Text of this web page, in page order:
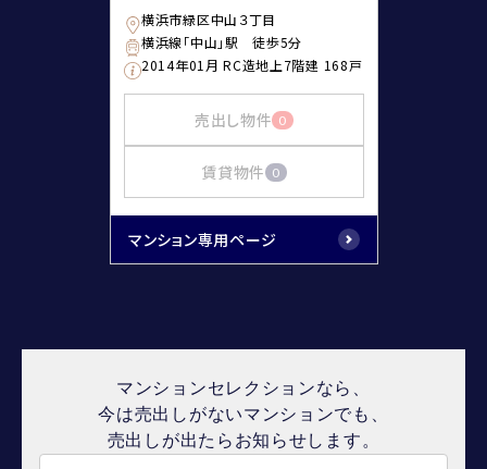
横浜市緑区中山３丁目
横浜線「中山」駅 徒歩5分
2014年01月 RC造地上7階建 168戸
売出し物件 0
賃貸物件 0
マンション専用ページ
マンションセレクションなら、
今は売出しがないマンションでも、
売出しが出たらお知らせします。